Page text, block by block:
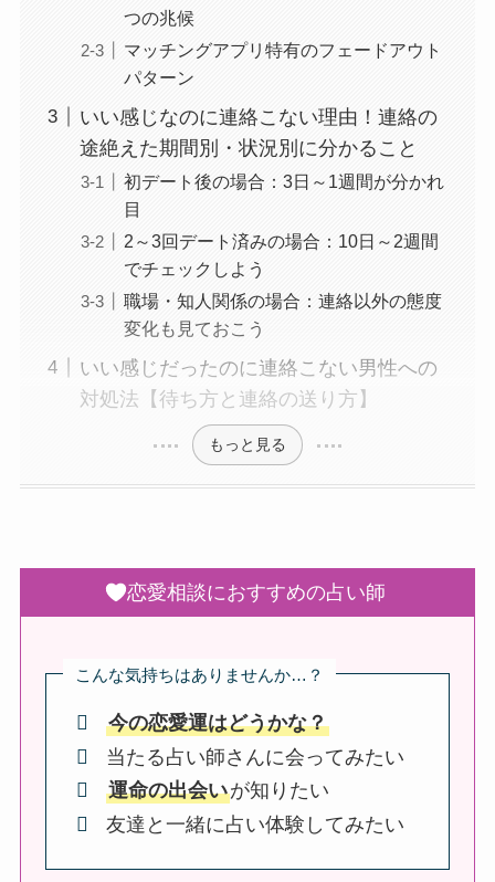
つの兆候
マッチングアプリ特有のフェードアウト
パターン
いい感じなのに連絡こない理由！連絡の
途絶えた期間別・状況別に分かること
初デート後の場合：3日～1週間が分かれ
目
2～3回デート済みの場合：10日～2週間
でチェックしよう
職場・知人関係の場合：連絡以外の態度
変化も見ておこう
いい感じだったのに連絡こない男性への
対処法【待ち方と連絡の送り方】
もっと見る
恋愛相談におすすめの占い師
こんな気持ちはありませんか…？
今の恋愛運はどうかな？
当たる占い師さんに会ってみたい
運命の出会いが知りたい
友達と一緒に占い体験してみたい